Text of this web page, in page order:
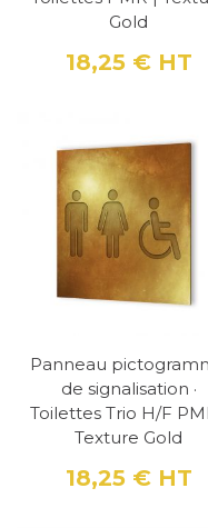
toilettes PMR,
Panneau
Combine les
femmes et PMR
complète.
Panneau
"Toilettes Trio H/
pour des
Caractéristiques
une dimension
Gold
Prix
18,25 € HT
Panneau
de signalisation ·
Toilettes Trio H/F
Texture Gold
Prix
18,25 € HT